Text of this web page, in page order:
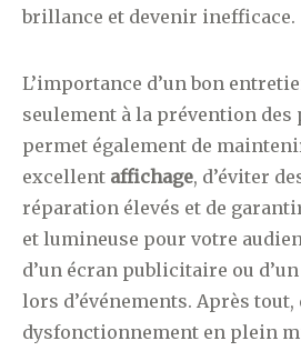
brillance et devenir inefficace.
L’importance d’un bon
seulement à la prévention des
permet également de
excellent affichage, d’éviter
réparation élevés et de
et lumineuse pour votre
d’un écran publicitaire ou d’un
lors d’événements. Après
dysfonctionnement en plein